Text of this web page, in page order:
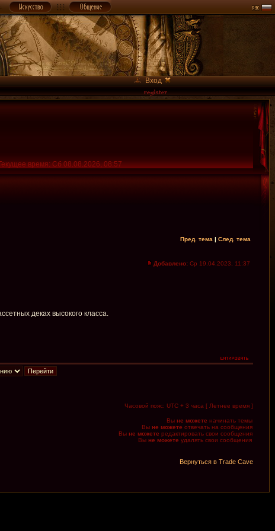
Вход
время: Сб 08.08.2026, 08:57
Пред. тема | След. тема
Добавлено: Ср 19.04.2023, 11:37
деках высокого класса.
Часовой пояс: UTC + 3 часа [ Летнее время ]
Вы не можете начинать темы
Вы не можете отвечать на сообщения
Вы не можете редактировать свои сообщения
Вы не можете удалять свои сообщения
Вернуться в Trade Cave